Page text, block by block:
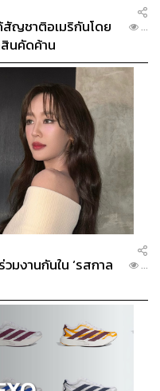
และ Pokémon Violet
มอนและตัวละครภายใน
โหมดผู้เล่นหลายคน
อนมาเล่นพร้อมกันได้
ที่ผู้เล่นสามารถเดินไป
นตามเนื้อเรื่องหลักของ
ผู้พัฒนายังได้มีการปรับ
ล้องกับระบบ Open
จะแยกจำหน่ายออก
ศจิกายน 2022 บน
สัญชาติอเมริกันโดย
นคัดค้าน
...
มงานกันใน ‘รสกาล
...